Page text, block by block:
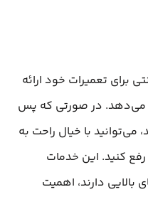
برای تعمیرات خود ارائه
می‌دهد. در صورتی که پس
می‌توانید با خیال راحت به
کنید. این خدمات
بالایی دارند، اهمیت